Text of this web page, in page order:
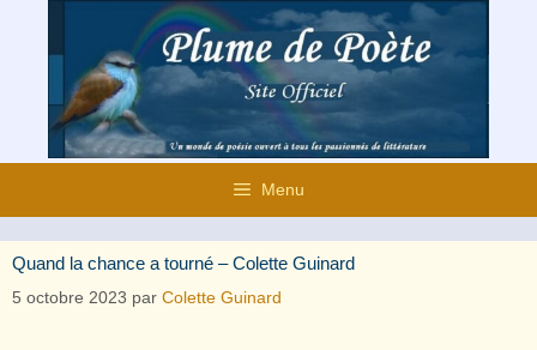
contenu
Menu
Quand la chance a tourné – Colette Guinard
5 octobre 2023 par Colette Guinard